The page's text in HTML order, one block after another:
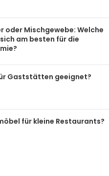
oder Mischgewebe: Welche
am besten für die
Gaststätten geeignet?
für kleine Restaurants?